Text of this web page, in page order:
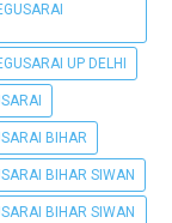
UP DELHI
BIHAR
BIHAR SIWAN
BIHAR SIWAN